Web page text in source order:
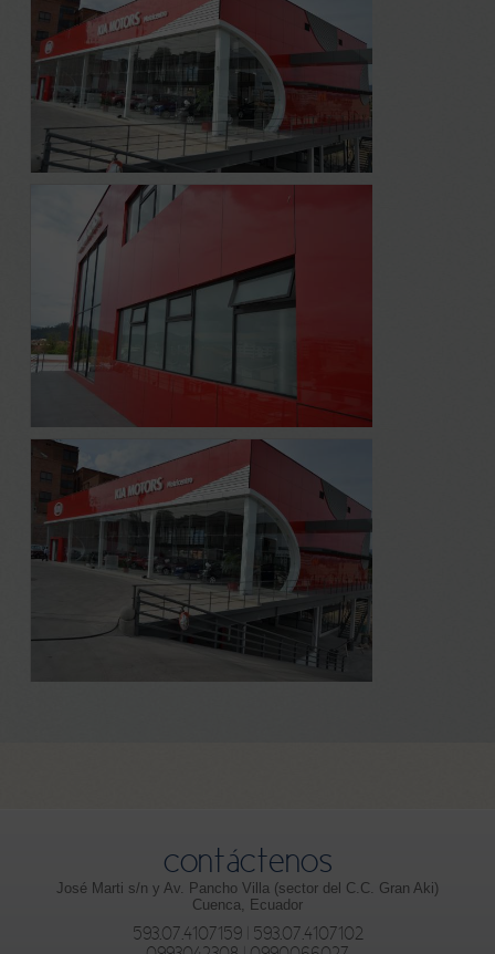
contáctenos
José Marti s/n y Av. Pancho Villa (sector del C.C. Gran Aki)
Cuenca, Ecuador
593.07.4107159 | 593.07.4107102